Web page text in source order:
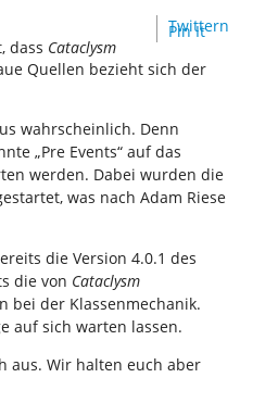
Twittern
Pin It
dass Cataclysm
Quellen bezieht sich der
wahrscheinlich. Denn
„Pre Events“ auf das
werden. Dabei wurden die
was nach Adam Riese
die Version 4.0.1 des
die von Cataclysm
bei der Klassenmechanik.
auf sich warten lassen.
aus. Wir halten euch aber